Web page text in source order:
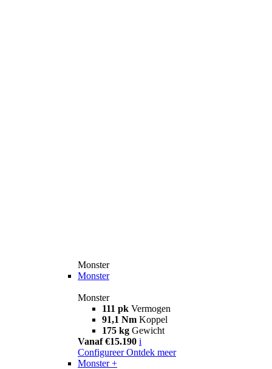
Monster
Monster
Monster
111 pk Vermogen
91,1 Nm Koppel
175 kg Gewicht
Vanaf €15.190 i
Configureer Ontdek meer
Monster +